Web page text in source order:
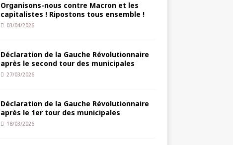
Organisons-nous contre Macron et les
capitalistes ! Ripostons tous ensemble !
03/04/2026
Déclaration de la Gauche Révolutionnaire
après le second tour des municipales
27/03/2026
Déclaration de la Gauche Révolutionnaire
après le 1er tour des municipales
18/03/2026